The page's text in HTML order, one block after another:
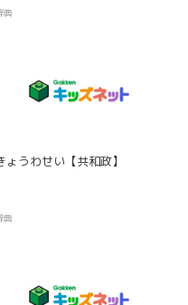
典
ょうわせい【共和政】
典